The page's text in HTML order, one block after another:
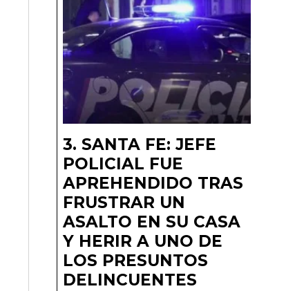
SANTA FE: JEFE
POLICIAL FUE
APREHENDIDO TRAS
FRUSTRAR UN
ASALTO EN SU CASA
Y HERIR A UNO DE
LOS PRESUNTOS
DELINCUENTES